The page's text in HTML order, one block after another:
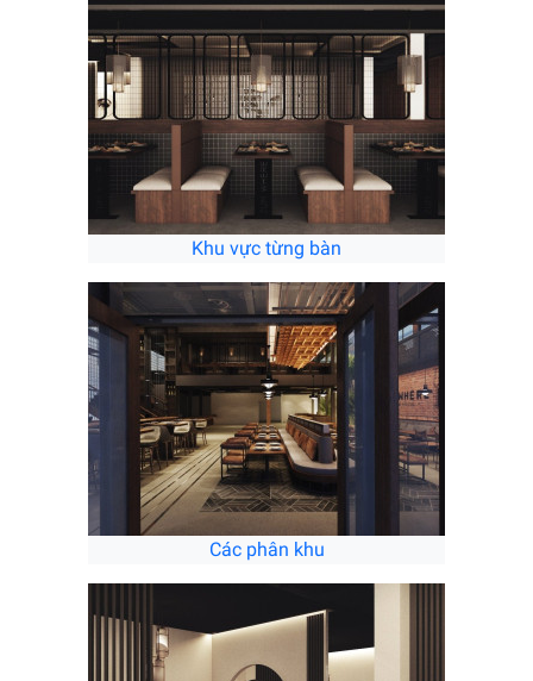
Khu vực từng bàn
Các phân khu